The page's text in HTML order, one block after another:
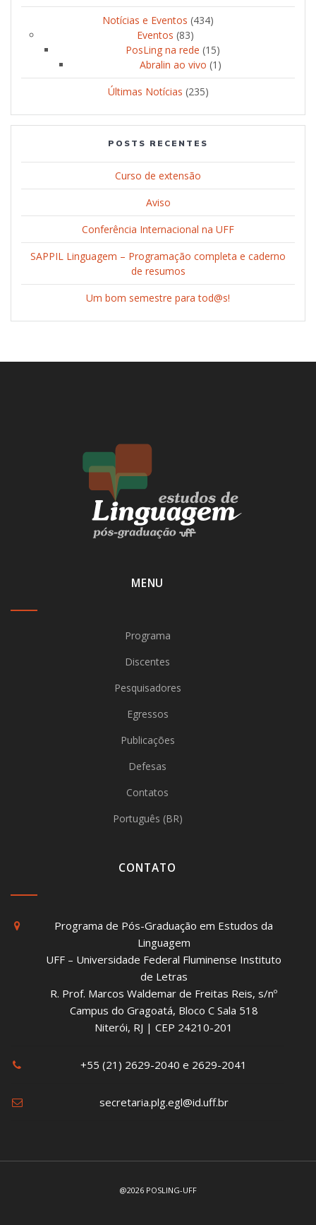
Notícias e Eventos (434)
Eventos (83)
PosLing na rede (15)
Abralin ao vivo (1)
Últimas Notícias (235)
POSTS RECENTES
Curso de extensão
Aviso
Conferência Internacional na UFF
SAPPIL Linguagem – Programação completa e caderno
de resumos
Um bom semestre para tod@s!
MENU
Programa
Discentes
Pesquisadores
Egressos
Publicações
Defesas
Contatos
Português (BR)
CONTATO
Programa de Pós-Graduação em Estudos da
Linguagem
UFF – Universidade Federal Fluminense Instituto
de Letras
R. Prof. Marcos Waldemar de Freitas Reis, s/nº
Campus do Gragoatá, Bloco C Sala 518
Niterói, RJ | CEP 24210-201
+55 (21) 2629-2040 e 2629-2041
secretaria.plg.egl@id.uff.br
@2026 POSLING-UFF